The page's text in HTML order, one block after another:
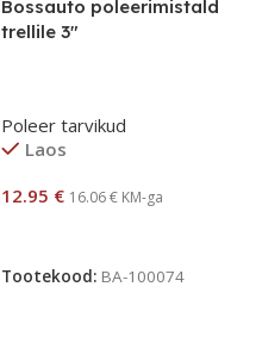
Bossauto poleerimistald
trellile 3″
Poleer tarvikud
Laos
12.95 € 16.06€ KM-ga
Tootekood: BA-100074